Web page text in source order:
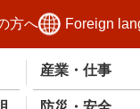
方へ Foreign
産業・仕事